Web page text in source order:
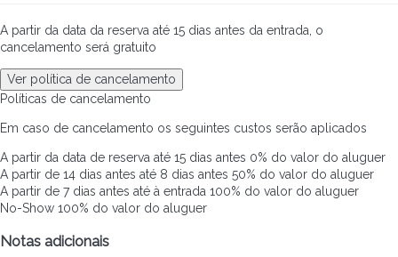
A partir da data da reserva até 15 dias antes da entrada, o
cancelamento será gratuito
Ver política de cancelamento
Políticas de cancelamento
Em caso de cancelamento os seguintes custos serão aplicados
A partir da data de reserva até 15 dias antes 0% do valor do aluguer
A partir de 14 dias antes até 8 dias antes 50% do valor do aluguer
A partir de 7 dias antes até à entrada 100% do valor do aluguer
No-Show 100% do valor do aluguer
Notas adicionais